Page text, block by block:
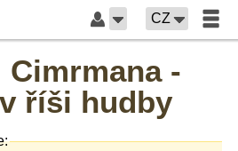
CZ
Cimrmana -
říši hudby